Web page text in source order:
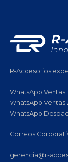
R-Accesorios
WhatsApp Ventas
WhatsApp Ventas
WhatsApp
Correos
gerencia@r-